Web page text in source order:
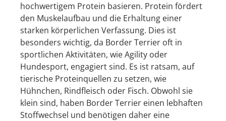
hochwertigem Protein basieren. Protein fördert
den Muskelaufbau und die Erhaltung einer
starken körperlichen Verfassung. Dies ist
besonders wichtig, da Border Terrier oft in
sportlichen Aktivitäten, wie Agility oder
Hundesport, engagiert sind. Es ist ratsam, auf
tierische Proteinquellen zu setzen, wie
Hühnchen, Rindfleisch oder Fisch. Obwohl sie
klein sind, haben Border Terrier einen lebhaften
Stoffwechsel und benötigen daher eine